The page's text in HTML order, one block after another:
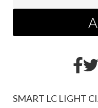
SMART LC LIGHT